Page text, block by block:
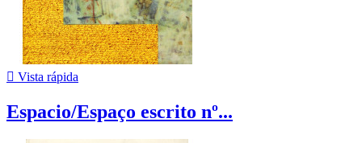
 Vista rápida
Espacio/Espaço escrito nº...